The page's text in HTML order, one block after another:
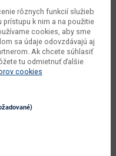
cm
m3
kg
kg
rôznych funkcií služieb
k nim a na použitie
cookies, aby sme
sa údaje odovzdávajú aj
Ak chcete súhlasiť
tu odmietnuť ďalšie
cookies